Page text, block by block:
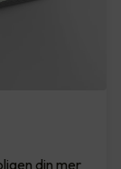
din mer